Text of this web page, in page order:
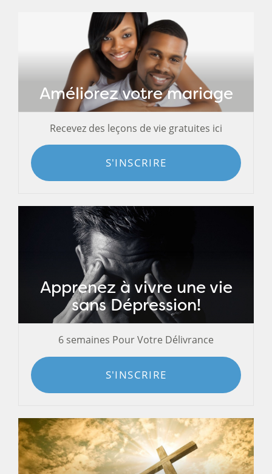
Améliorez votre mariage
Recevez des leçons de vie gratuites ici
S'INSCRIRE
Apprenez à vivre une vie
sans Dépression!
6 semaines Pour Votre Délivrance
S'INSCRIRE